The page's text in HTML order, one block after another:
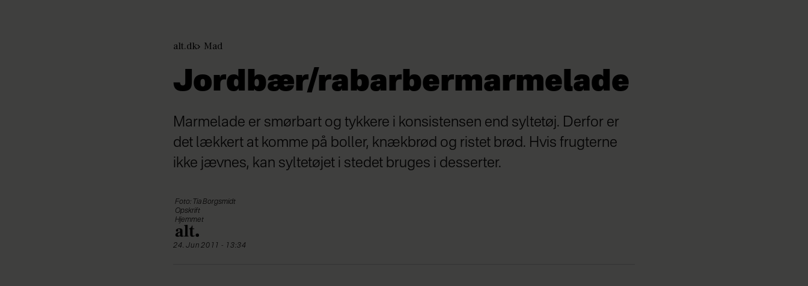
alt.dk Mad
Jordbær/rabarbermarmelade
Marmelade er smørbart og tykkere i konsistensen end syltetøj. Derfor er
det lækkert at komme på boller, knækbrød og ristet brød. Hvis frugterne
ikke jævnes, kan syltetøjet i stedet bruges i desserter.
Foto: Tia Borgsmidt
Opskrift
Hjemmet
24. Jun 2011 - 13:34